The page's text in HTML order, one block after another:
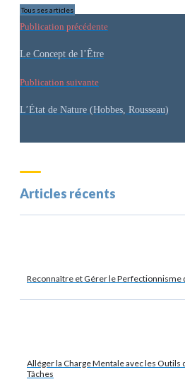
Articles récents
Reconnaître et Gérer le Perfectionnisme
Alléger la Charge Mentale avec les Outils
Tâches
Tous ses articles
Publication précédente
Le Concept de l’Être
Publication suivante
L’État de Nature (Hobbes, Rousseau)